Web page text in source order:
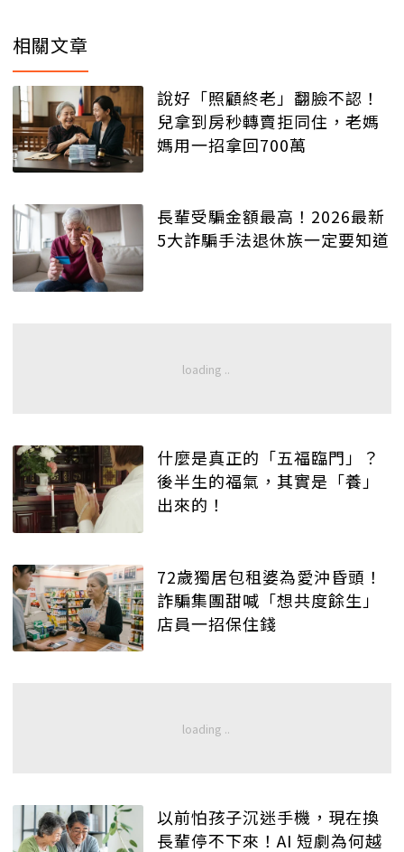
相關文章
說好「照顧終老」翻臉不認！
兒拿到房秒轉賣拒同住，老媽
媽用一招拿回700萬
長輩受騙金額最高！2026最新
5大詐騙手法退休族一定要知道
什麼是真正的「五福臨門」？
後半生的福氣，其實是「養」
出來的！
72歲獨居包租婆為愛沖昏頭！
詐騙集團甜喊「想共度餘生」
店員一招保住錢
以前怕孩子沉迷手機，現在換
長輩停不下來！AI 短劇為何越